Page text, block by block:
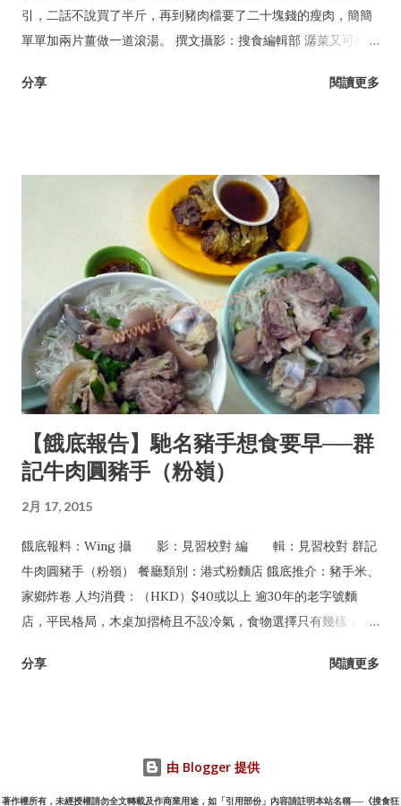
引，二話不說買了半斤，再到豬肉檔要了二十塊錢的瘦肉，簡簡
單單加兩片薑做一道滾湯。 撰文攝影：搜食編輯部 潺菜又可稱木
分享 閱讀更多
【餓底報告】馳名豬手想食要早──群
記牛肉圓豬手（粉嶺）
2月 17, 2015
餓底報料：Wing 攝 影：見習校對 編 輯：見習校對 群記
牛肉圓豬手（粉嶺） 餐廳類別：港式粉麵店 餓底推介：豬手米、
家鄉炸卷 人均消費：（HKD）$40或以上 逾30年的老字號麵
店，平民格局，木桌加摺椅且不設冷氣，食物選擇只有幾樣：豬
家鄉炸卷。但無論一年四季皆經常爆場，甚至吸引許多名人紅星
分享 閱讀更多
由 Blogger 提供
著作權所有，未經授權請勿全文轉載及作商業用途，如「引用部份」內容請註明本站名稱──《搜食狂